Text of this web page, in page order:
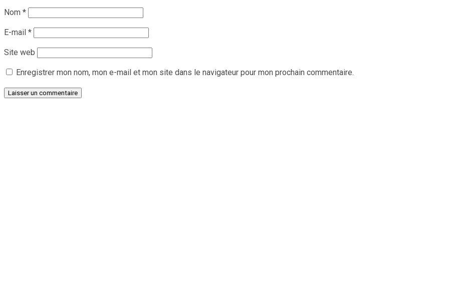
Nom *
E-mail *
Site web
Enregistrer mon nom, mon e-mail et mon site dans le navigateur pour mon prochain commentaire.